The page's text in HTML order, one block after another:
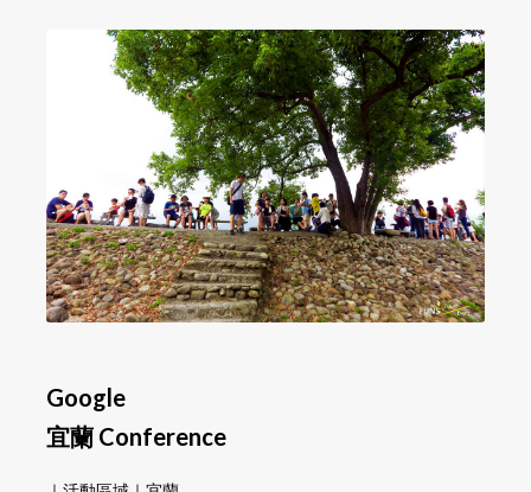
Google
宜蘭 Conference